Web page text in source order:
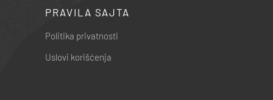
PRAVILA SAJTA
Politika privatnosti
Uslovi korišćenja